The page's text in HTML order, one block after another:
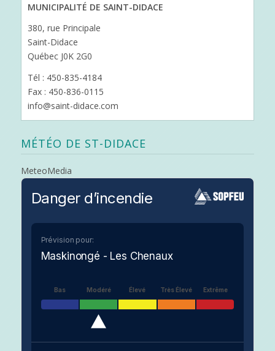
MUNICIPALITÉ DE SAINT-DIDACE
380, rue Principale
Saint-Didace
Québec J0K 2G0
Tél : 450-835-4184
Fax : 450-836-0115
info@saint-didace.com
MÉTÉO DE ST-DIDACE
MeteoMedia
Danger d’incendie
Prévision pour:
Maskinongé - Les Chenaux
Bas Modéré Élevé Très Élevé Extrême